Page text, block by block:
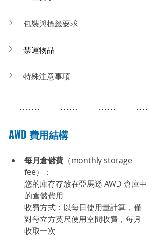
包裝與標籤要求
禁運物品
特殊注意事項
AWD 費用結構
每月倉儲費 （monthly storage
fee）：
您的庫存存放在亞馬遜 AWD 倉庫中
的倉儲費用
收費方式：以每日使用量計算，僅
對每立方英尺使用空間收費，每月
收取一次